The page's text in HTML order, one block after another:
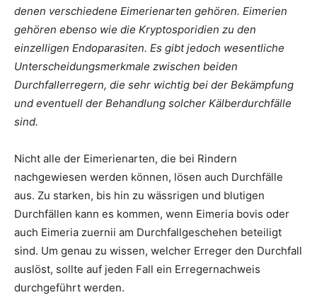
denen verschiedene Eimerienarten gehören. Eimerien
gehören ebenso wie die Kryptosporidien zu den
einzelligen Endoparasiten. Es gibt jedoch wesentliche
Unterscheidungsmerkmale zwischen beiden
Durchfallerregern, die sehr wichtig bei der Bekämpfung
und eventuell der Behandlung solcher Kälberdurchfälle
sind.
Nicht alle der Eimerienarten, die bei Rindern
nachgewiesen werden können, lösen auch Durchfälle
aus. Zu starken, bis hin zu wässrigen und blutigen
Durchfällen kann es kommen, wenn Eimeria bovis oder
auch Eimeria zuernii am Durchfallgeschehen beteiligt
sind. Um genau zu wissen, welcher Erreger den Durchfall
auslöst, sollte auf jeden Fall ein Erregernachweis
durchgeführt werden.